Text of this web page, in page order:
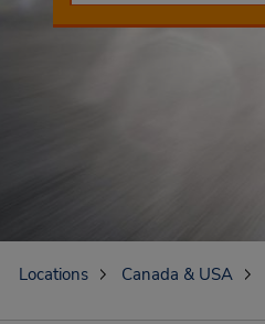
Locations Canada & USA